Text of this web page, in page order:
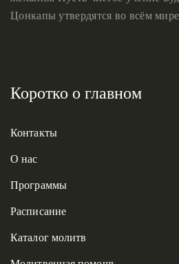
Цонкапы утвердятся во всём
Коротко о главном
Контакты
О нас
Программы
Расписание
Каталог молитв